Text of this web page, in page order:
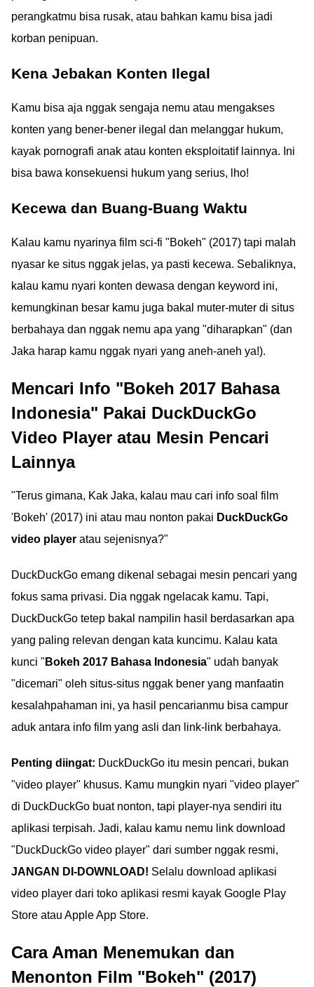
perangkatmu bisa rusak, atau bahkan kamu bisa jadi
korban penipuan.
Kena Jebakan Konten Ilegal
Kamu bisa aja nggak sengaja nemu atau mengakses
konten yang bener-bener ilegal dan melanggar hukum,
kayak pornografi anak atau konten eksploitatif lainnya. Ini
bisa bawa konsekuensi hukum yang serius, lho!
Kecewa dan Buang-Buang Waktu
Kalau kamu nyarinya film sci-fi "Bokeh" (2017) tapi malah
nyasar ke situs nggak jelas, ya pasti kecewa. Sebaliknya,
kalau kamu nyari konten dewasa dengan keyword ini,
kemungkinan besar kamu juga bakal muter-muter di situs
berbahaya dan nggak nemu apa yang "diharapkan" (dan
Jaka harap kamu nggak nyari yang aneh-aneh ya!).
Mencari Info "Bokeh 2017 Bahasa
Indonesia" Pakai DuckDuckGo
Video Player atau Mesin Pencari
Lainnya
"Terus gimana, Kak Jaka, kalau mau cari info soal film
'Bokeh' (2017) ini atau mau nonton pakai DuckDuckGo
video player atau sejenisnya?"
DuckDuckGo emang dikenal sebagai mesin pencari yang
fokus sama privasi. Dia nggak ngelacak kamu. Tapi,
DuckDuckGo tetep bakal nampilin hasil berdasarkan apa
yang paling relevan dengan kata kuncimu. Kalau kata
kunci " Bokeh 2017 Bahasa Indonesia" udah banyak
"dicemari" oleh situs-situs nggak bener yang manfaatin
kesalahpahaman ini, ya hasil pencarianmu bisa campur
aduk antara info film yang asli dan link-link berbahaya.
Penting diingat: DuckDuckGo itu mesin pencari, bukan
"video player" khusus. Kamu mungkin nyari "video player"
di DuckDuckGo buat nonton, tapi player-nya sendiri itu
aplikasi terpisah. Jadi, kalau kamu nemu link download
"DuckDuckGo video player" dari sumber nggak resmi,
JANGAN DI-DOWNLOAD! Selalu download aplikasi
video player dari toko aplikasi resmi kayak Google Play
Store atau Apple App Store.
Cara Aman Menemukan dan
Menonton Film "Bokeh" (2017)